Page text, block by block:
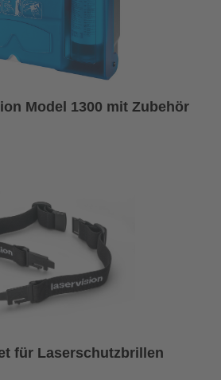
Model 1300 mit Zubehör
für Laserschutzbrillen